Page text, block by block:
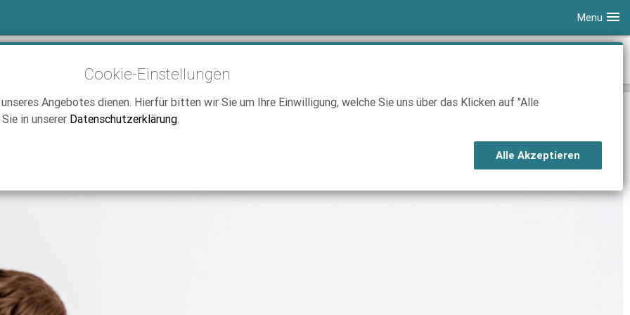
Menu
Vertrag mit großem Datenvolumen? Dann sind Sie hier genau richtig! Ob unlimitiertes Datenvolumen, riesige Highspeed-
regelmäßig geprüft und aktualisiert. Die Preise können sich jedoch je nach Aktion ändern.
Nutzen Sie den Tarifrechner für die
Cookie-Einstellungen
Angebotes dienen. Hierfür bitten wir Sie um Ihre Einwilligung, welche Sie uns über das Klicken auf "Alle
in unserer Datenschutzerklärung.
Alle Akzeptieren